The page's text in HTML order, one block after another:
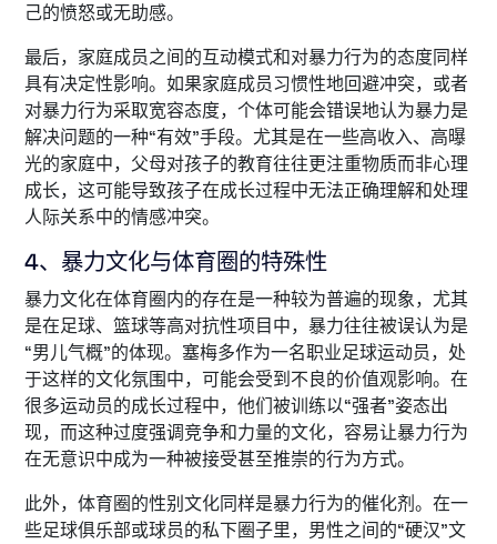
己的愤怒或无助感。
最后，家庭成员之间的互动模式和对暴力行为的态度同样
具有决定性影响。如果家庭成员习惯性地回避冲突，或者
对暴力行为采取宽容态度，个体可能会错误地认为暴力是
解决问题的一种“有效”手段。尤其是在一些高收入、高曝
光的家庭中，父母对孩子的教育往往更注重物质而非心理
成长，这可能导致孩子在成长过程中无法正确理解和处理
人际关系中的情感冲突。
4、暴力文化与体育圈的特殊性
暴力文化在体育圈内的存在是一种较为普遍的现象，尤其
是在足球、篮球等高对抗性项目中，暴力往往被误认为是
“男儿气概”的体现。塞梅多作为一名职业足球运动员，处
于这样的文化氛围中，可能会受到不良的价值观影响。在
很多运动员的成长过程中，他们被训练以“强者”姿态出
现，而这种过度强调竞争和力量的文化，容易让暴力行为
在无意识中成为一种被接受甚至推崇的行为方式。
此外，体育圈的性别文化同样是暴力行为的催化剂。在一
些足球俱乐部或球员的私下圈子里，男性之间的“硬汉”文